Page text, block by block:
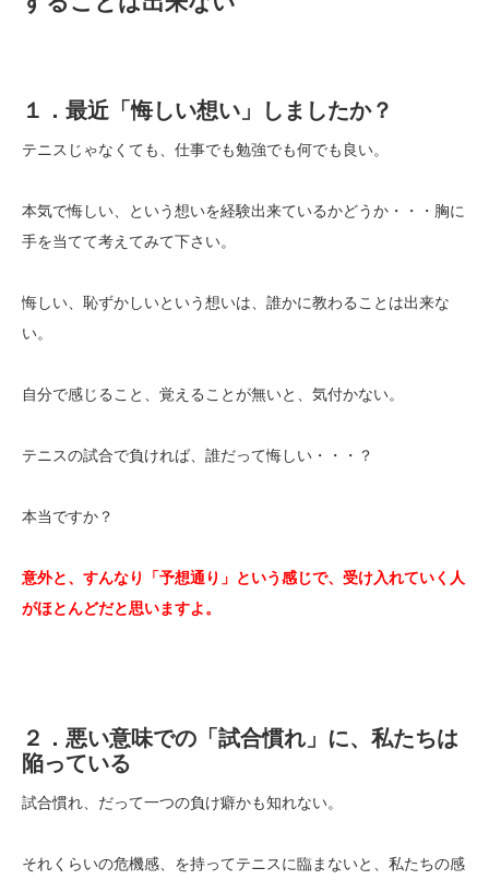
１．最近「悔しい想い」しましたか？
テニスじゃなくても、仕事でも勉強でも何でも良い。
本気で悔しい、という想いを経験出来ているかどうか・・・胸に
手を当てて考えてみて下さい。
悔しい、恥ずかしいという想いは、誰かに教わることは出来な
い。
自分で感じること、覚えることが無いと、気付かない。
テニスの試合で負ければ、誰だって悔しい・・・？
本当ですか？
意外と、すんなり「予想通り」という感じで、受け入れていく人
がほとんどだと思いますよ。
２．悪い意味での「試合慣れ」に、私たちは
陥っている
試合慣れ、だって一つの負け癖かも知れない。
それくらいの危機感、を持ってテニスに臨まないと、私たちの感